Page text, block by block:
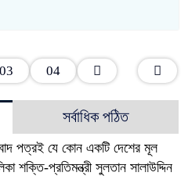
03 04
সর্বাধিক পঠিত
পত্রই যে কোন একটি দেশের মূল
শক্তি-প্রতিমন্ত্রী সুলতান সালাউদ্দিন